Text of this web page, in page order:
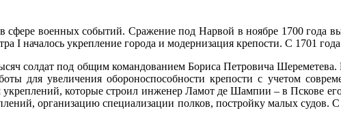
военных событий. Сражение под Нарвой в ноябре 1700 года
I началось укрепление города и модернизация крепости. С 1701
солдат под общим командованием Бориса Петровича
для увеличения обороноспособности крепости с учетом
укреплений, которые строил инженер Ламот де Шампии – в Пскове
организацию специализации полков, постройку малых судов.